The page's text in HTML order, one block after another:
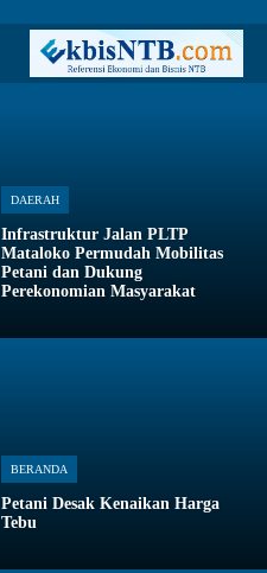
DAERAH
Infrastruktur Jalan PLTP
Mataloko Permudah Mobilitas
Petani dan Dukung
Perekonomian Masyarakat
BERANDA
Petani Desak Kenaikan Harga
Tebu